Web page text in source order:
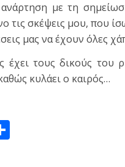
ανάρτηση με τη
τις σκέψεις μου, που
μας να έχουν όλες
τους δικούς του
κυλάει ο καιρός…